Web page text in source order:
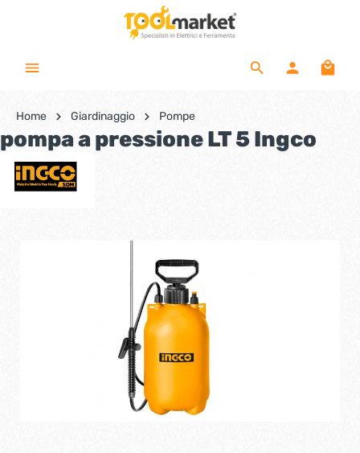
Home Giardinaggio Pompe
pompa a pressione LT 5 Ingco